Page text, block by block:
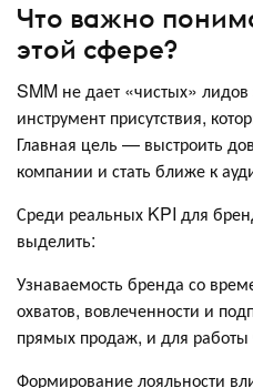
Что важно
этой сфере?
SMM не дает «чистых» лидов
инструмент присутствия,
Главная цель — выстроить
компании и стать ближе к
Среди реальных KPI для
выделить:
Узнаваемость бренда со
охватов, вовлеченности и
прямых продаж, и для работы
Формирование лояльности